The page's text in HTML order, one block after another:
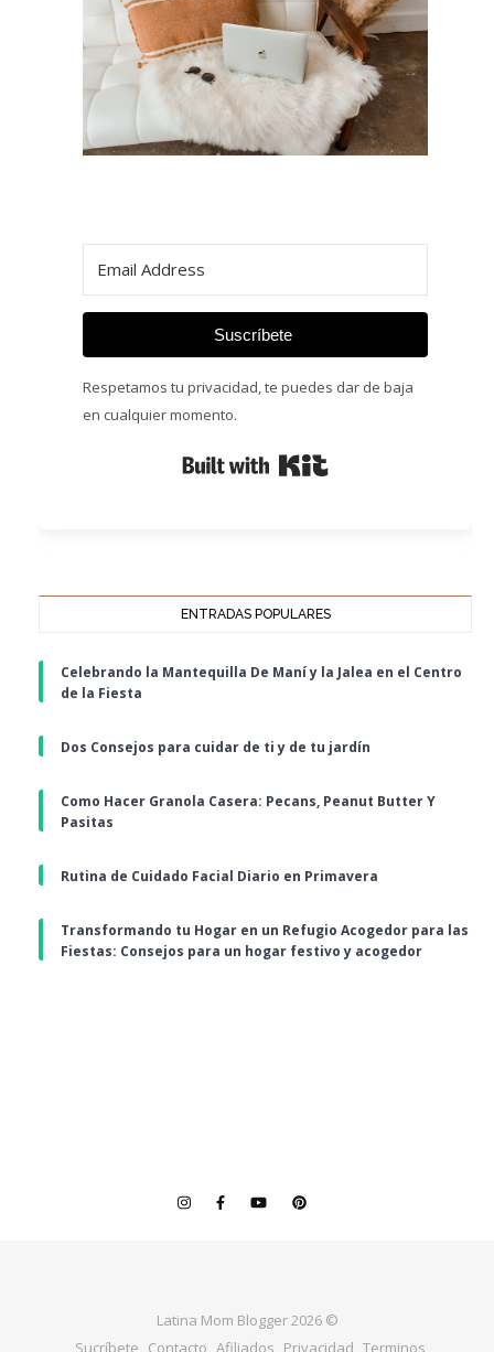
Suscríbete
Respetamos tu privacidad, te puedes dar de baja
en cualquier momento.
ENTRADAS POPULARES
Celebrando la Mantequilla De Maní y la Jalea en el Centro
de la Fiesta
Dos Consejos para cuidar de ti y de tu jardín
Como Hacer Granola Casera: Pecans, Peanut Butter Y
Pasitas
Rutina de Cuidado Facial Diario en Primavera
Transformando tu Hogar en un Refugio Acogedor para las
Fiestas: Consejos para un hogar festivo y acogedor
Latina Mom Blogger 2026 ©
Sucríbete Contacto Afiliados Privacidad Terminos